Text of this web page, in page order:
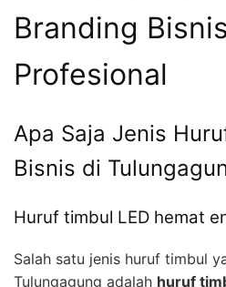
Branding
Profesional
Apa Saja Jenis
Bisnis di
Huruf timbul LED hemat
Salah satu jenis huruf timbul
Tulungagung adalah huruf